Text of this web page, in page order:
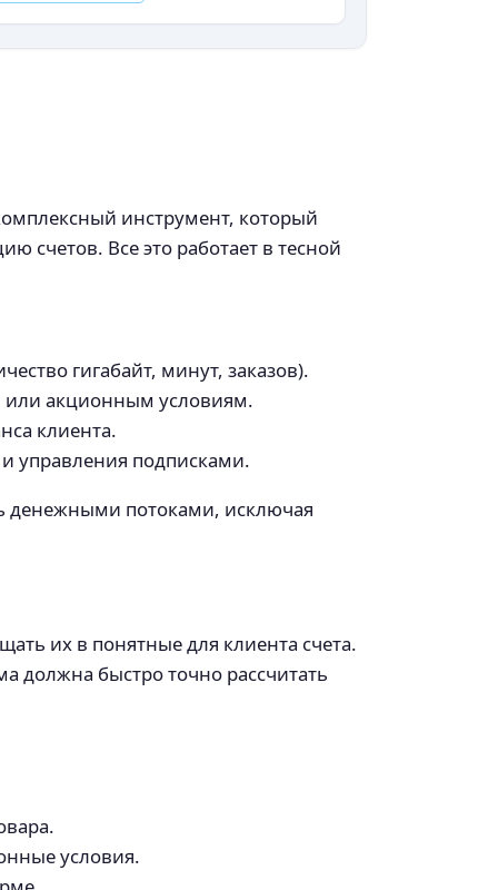
инструмент, который
счетов. Все это работает в тесной
гигабайт, минут, заказов).
акционным условиям.
клиента.
управления подписками.
денежными потоками, исключая
их в понятные для клиента счета.
должна быстро точно рассчитать
условия.